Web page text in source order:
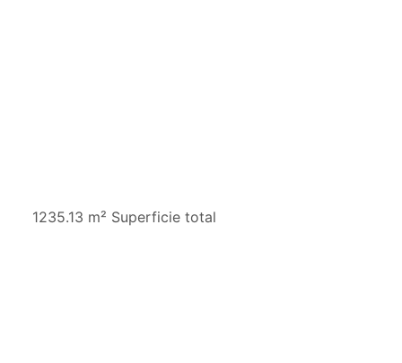
1235.13 m² Superficie total